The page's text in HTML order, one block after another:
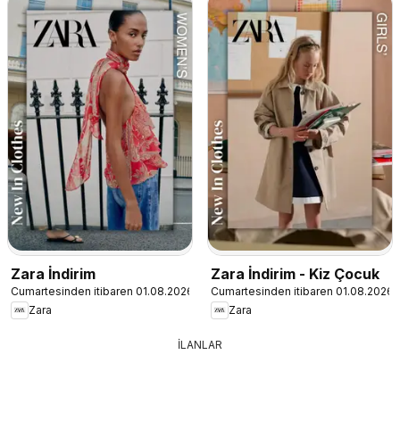
Zara İndirim
Cumartesinden itibaren 01.08.2026
Zara
Zara İndirim - Kiz Çocuk
Cumartesinden itibaren 01.08.2026
Zara
İLANLAR